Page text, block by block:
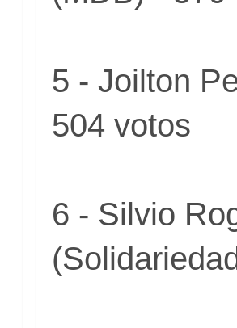
5 - Joilton
504 votos
6 - Silvio